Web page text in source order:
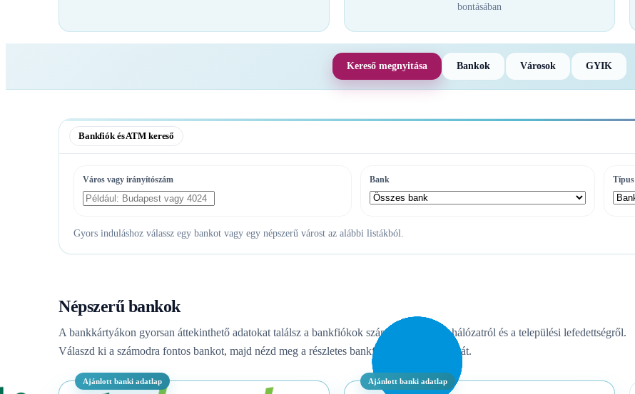
bontásában
Kereső megnyitása Bankok Városok GYIK
Bankfiók és ATM kereső
Város vagy irányítószám Bank Típus
Gyors induláshoz válassz egy bankot vagy egy népszerű várost az alábbi listákból.
Népszerű bankok
A bankkártyákon gyorsan áttekinthető adatokat találsz a bankfiókok számáról, az ATM-hálózatról és a települési lefedettségről.
Válaszd ki a számodra fontos bankot, majd nézd meg a részletes bankfiók- vagy ATM-listát.
Ajánlott banki adatlap Ajánlott banki adatlap